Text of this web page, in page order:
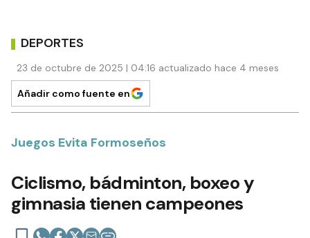
DEPORTES
23 de octubre de 2025 | 04:16 actualizado hace 4 meses
Añadir como fuente en
Juegos Evita Formoseños
Ciclismo, bádminton, boxeo y
gimnasia tienen campeones